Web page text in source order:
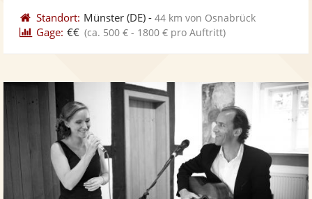
Standort: Münster (DE) -44 km von Osnabrück
Gage: €€ (ca. 500 € - 1800 € pro Auftritt)